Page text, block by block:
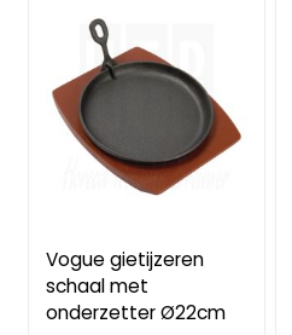
Vogue gietijzeren
schaal met
onderzetter Ø22cm